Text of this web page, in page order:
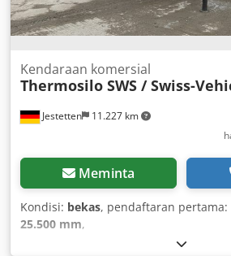
Jestetten 11.227 km
Kendaraan komersial
Thermosilo SWS / Swiss-
Meminta
Kondisi: bekas, pendaftaran pertama:
25.500 mm,